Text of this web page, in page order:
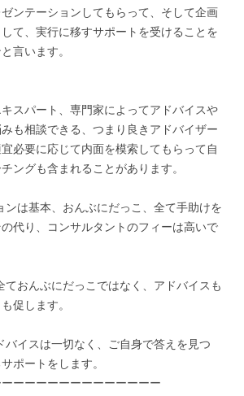
ンテーションしてもらって、そして企画
て、実行に移すサポートを受けることを
言います。
スパート、専門家によってアドバイスや
も相談できる、つまり良きアドバイザー
必要に応じて内面を模索してもらって自
ングも含まれることがあります。
は基本、おんぶにだっこ、全て手助けを
代り、コンサルタントのフィーは高いで
おんぶにだっこではなく、アドバイスも
促します。
イスは一切なく、ご自身で答えを見つ
ポートをします。
ーーーーーーーーーーーーー